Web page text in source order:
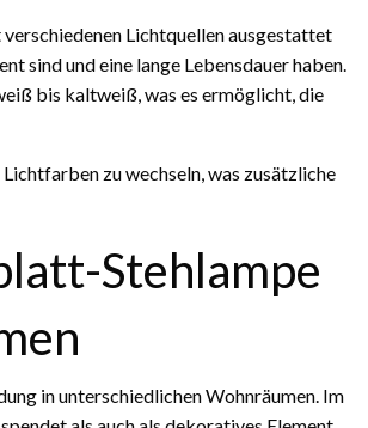
Lichtquellen ausgestattet
sind und eine lange Lebensdauer haben.
bis kaltweiß, was es ermöglicht, die
zu wechseln, was zusätzliche
Stehlampe
in unterschiedlichen Wohnräumen. Im